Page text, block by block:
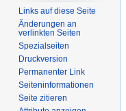
Links auf diese Seite
Änderungen an
verlinkten Seiten
Spezialseiten
Druckversion
Permanenter Link
Seiten­­informationen
Seite zitieren